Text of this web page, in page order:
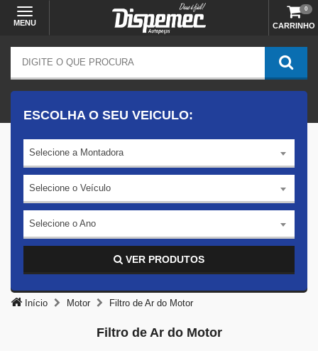
MENU CARRINHO
0
ESCOLHA O SEU VEICULO:
Selecione a Montadora
Selecione o Veículo
Selecione o Ano
VER PRODUTOS
Início Motor Filtro de Ar do Motor
Filtro de Ar do Motor